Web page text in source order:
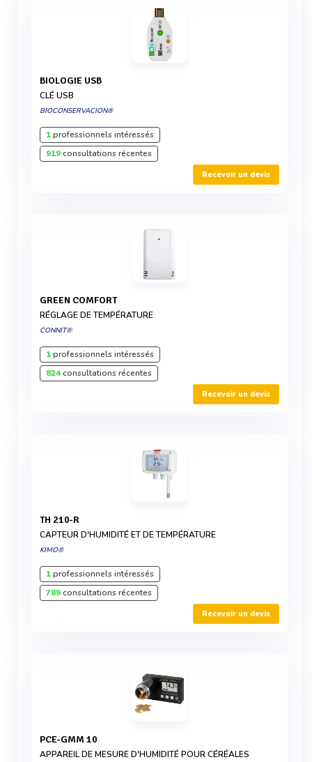
BIOLOGIE USB
CLÉ USB
BIOCONSERVACION®
1professionnels intéressés
919consultations récentes
Recevoir un devis
GREEN COMFORT
RÉGLAGE DE TEMPÉRATURE
CONNIT®
1professionnels intéressés
824consultations récentes
Recevoir un devis
TH 210-R
CAPTEUR D'HUMIDITÉ ET DE TEMPÉRATURE
KIMO®
1professionnels intéressés
789consultations récentes
Recevoir un devis
PCE-GMM 10
APPAREIL DE MESURE D'HUMIDITÉ POUR CÉRÉALES